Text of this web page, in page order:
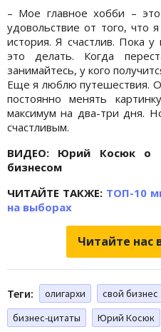
– Мое главное хобби –
удовольствие от того, что
история. Я счастлив. Пока
это делать. Когда
занимайтесь, у кого
Еще я люблю путешествия.
постоянно менять
максимум на два-три дня.
счастливым.
ВИДЕО: Юрий Косюк о
бизнесом
ЧИТАЙТЕ ТАКЖЕ: ТОП-10
на выборах
Читайте нас
Теги: олигархи свой бизнес
бизнес-цитаты
Юрий Косюк